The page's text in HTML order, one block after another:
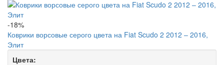
-18%
Коврики ворсовые серого цвета на Fiat Scudo 2 2012 – 2016,
Элит
Цвета: